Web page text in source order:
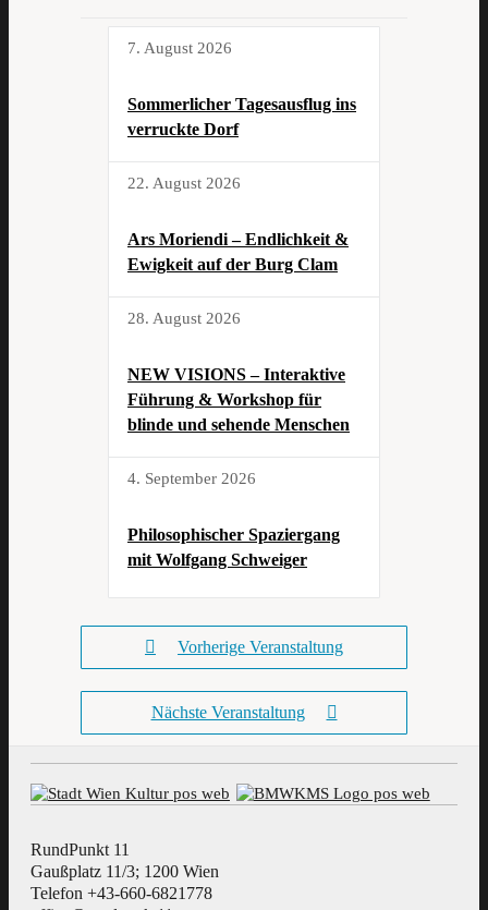
7. August 2026
Sommerlicher Tagesausflug ins
verruckte Dorf
22. August 2026
Ars Moriendi – Endlichkeit &
Ewigkeit auf der Burg Clam
28. August 2026
NEW VISIONS – Interaktive
Führung & Workshop für
blinde und sehende Menschen
4. September 2026
Philosophischer Spaziergang
mit Wolfgang Schweiger
Vorherige Veranstaltung
Nächste Veranstaltung
RundPunkt 11
Gaußplatz 11/3; 1200 Wien
Telefon +43-660-6821778